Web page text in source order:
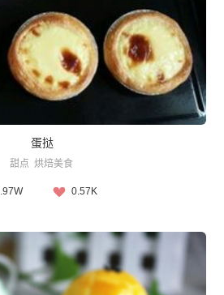
蛋挞
甜点 烘焙美食
0.57K